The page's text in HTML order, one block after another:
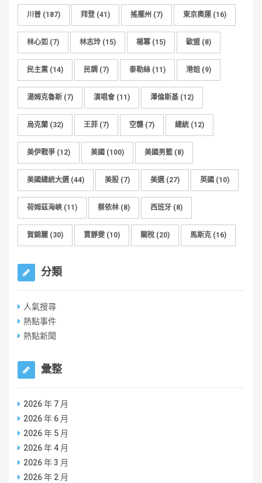
川普 (187) 拜登 (41) 搖擺州 (7) 東京奧運(16)
林心如 (7) 林志玲 (15) 楊冪 (15) 歐盟 (8)
民主黨 (14) 民調 (7) 泰勒絲 (11) 港姐 (9)
湯姆克魯斯 (7) 演唱會 (11) 澤倫斯基 (12)
烏克蘭 (32) 王菲 (7) 空襲 (7) 總統 (12)
美伊戰爭 (12) 美國 (100) 美國男籃 (8)
美國總統大選(44) 美股 (7) 美選(27) 英國 (10)
荷姆茲海峽 (11) 蔡依林 (8) 西班牙 (8)
賀錦麗 (30) 賈靜雯 (10) 關稅 (20) 馬斯克 (16)
分類
人氣搜尋
熱點事件
熱點新聞
彙整
2026 年 7 月
2026 年 6 月
2026 年 5 月
2026 年 4 月
2026 年 3 月
2026 年 2 月